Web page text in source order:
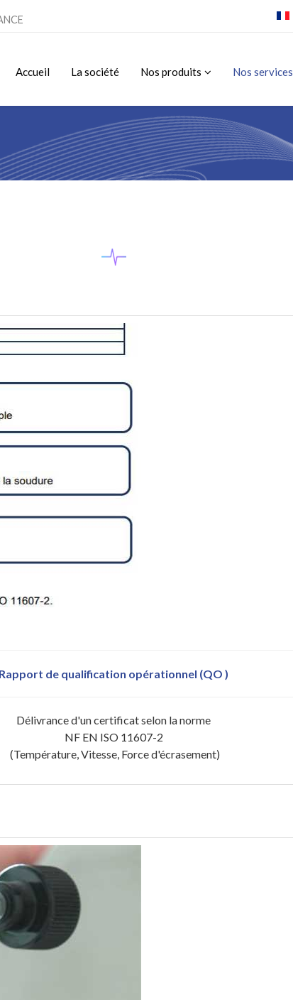
Accueil La société Nos produits Nos services
Rapport de qualification opérationnel (QO )
Délivrance d'un certificat selon la norme
NF EN ISO 11607-2
(Température, Vitesse, Force d'écrasement)